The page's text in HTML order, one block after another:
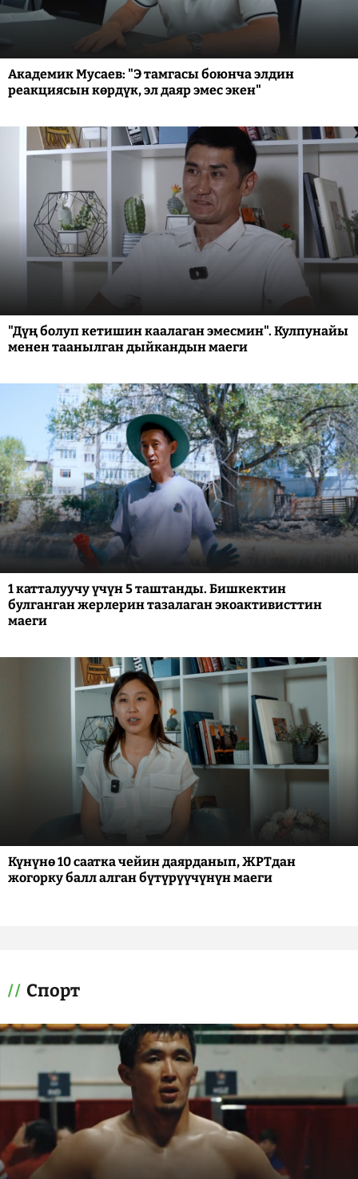
Академик Мусаев: "Э тамгасы боюнча элдин
реакциясын көрдүк, эл даяр эмес экен"
"Дүң болуп кетишин каалаган эмесмин". Кулпунайы
менен таанылган дыйкандын маеги
1 катталуучу үчүн 5 таштанды. Бишкектин
булганган жерлерин тазалаган экоактивисттин
маеги
Күнүнө 10 саатка чейин даярданып, ЖРТдан
жогорку балл алган бүтүрүүчүнүн маеги
Спорт